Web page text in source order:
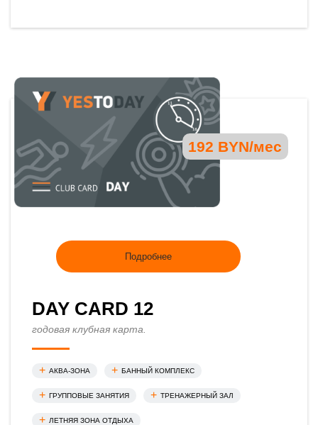
192 BYN/мес
Подробнее
DAY CARD 12
годовая клубная карта.
АКВА-ЗОНА БАННЫЙ КОМПЛЕКС
ГРУППОВЫЕ ЗАНЯТИЯ ТРЕНАЖЕРНЫЙ ЗАЛ
ЛЕТНЯЯ ЗОНА ОТДЫХА